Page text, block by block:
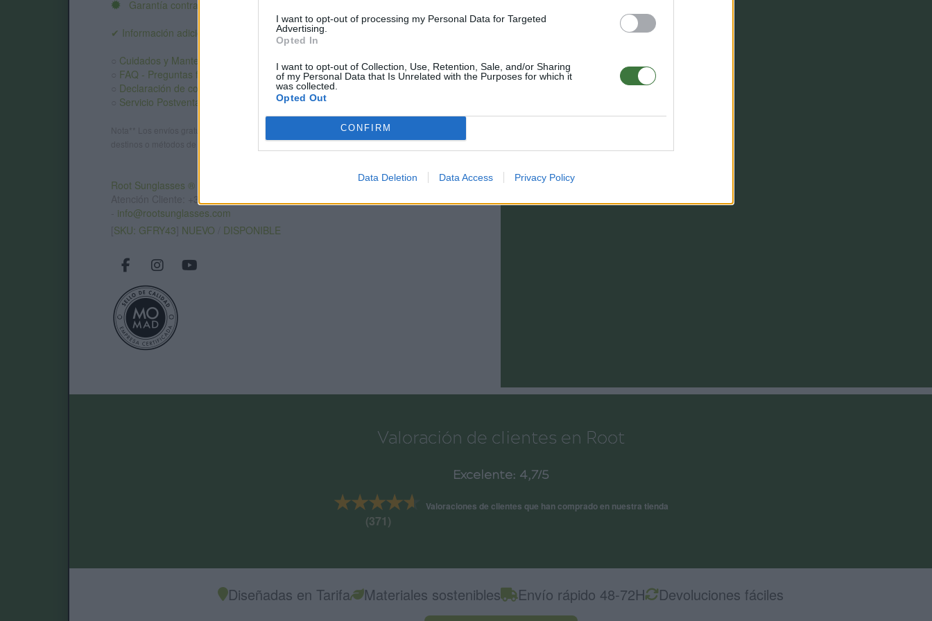
I want to opt-out of processing my Personal Data for Targeted
Advertising.
Opted In
I want to opt-out of Collection, Use, Retention, Sale, and/or Sharing
of my Personal Data that Is Unrelated with the Purposes for which it
was collected.
Opted Out
CONFIRM
Data Deletion Data Access Privacy Policy
Garantía contra defectos
✔ Información adicional:
Cuidados y Mantenimiento
FAQ - Preguntas frecuentes
Declaración de conformidad CE
Servicio Postventa
Nota** Los envíos gratuitos marcados dependen del destino y no están incluidos para todos los
destinos o métodos de envío. Introduce el destino en el paso 2 de la cesta para más información
Root Sunglasses ®
Atención Cliente: +34 956 680 448 (LU-VI 9:00 a 15:00)
info@rootsunglasses.com
SKU: GFRY43 NUEVO DISPONIBLE
Valoración de clientes en Root
Excelente: 4,7/5
★★★★★
★★★★★
(371)
Valoraciones de clientes que han comprado en nuestra tienda
Diseñadas en Tarifa Materiales sostenibles Envío rápido 48-72H Devoluciones fáciles